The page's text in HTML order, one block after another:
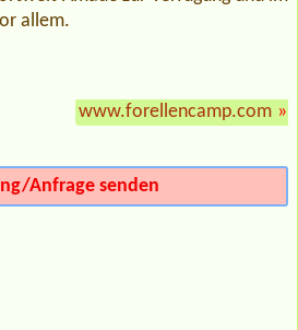
allem.
www.forellencamp.com »
Anfrage senden